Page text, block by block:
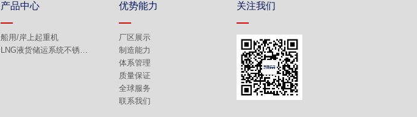
产品中心
船用/岸上起重机
LNG液货储运系统不锈钢产品
优势能力
厂区展示
制造能力
体系管理
质量保证
全球服务
联系我们
关注我们